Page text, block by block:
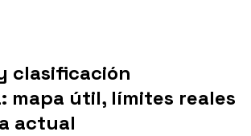
clasificación
mapa útil, límites reales
actual